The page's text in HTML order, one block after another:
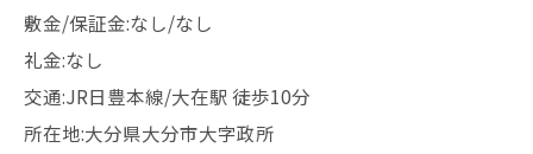
敷金/保証金:なし/なし
礼金:なし
交通:JR日豊本線/大在駅 徒歩10分
所在地:大分県大分市大字政所